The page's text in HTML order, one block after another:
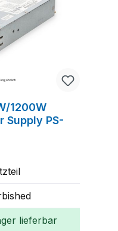
1200W
Supply PS-
lieferbar